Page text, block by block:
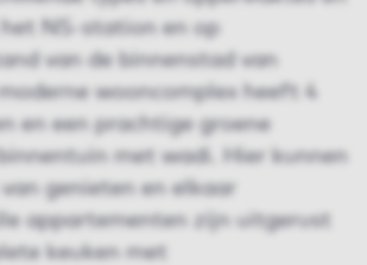
het NS-station en op
van de binnenstad van
wooncomplex heeft 4
en een prachtige groene
met wadi. Hier kunnen
genieten en elkaar
appartementen zijn uitgerust
keuken met